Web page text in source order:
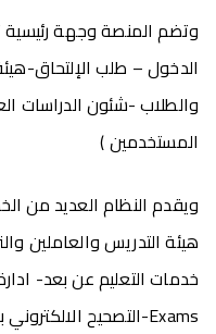
وتضم المنصة وجهة
الدخول – طلب الإلتحاق-
والطلاب -شئون الدراسات
المستخدمين )
ويقدم النظام العديد من
هيئة التدريس والعاملين